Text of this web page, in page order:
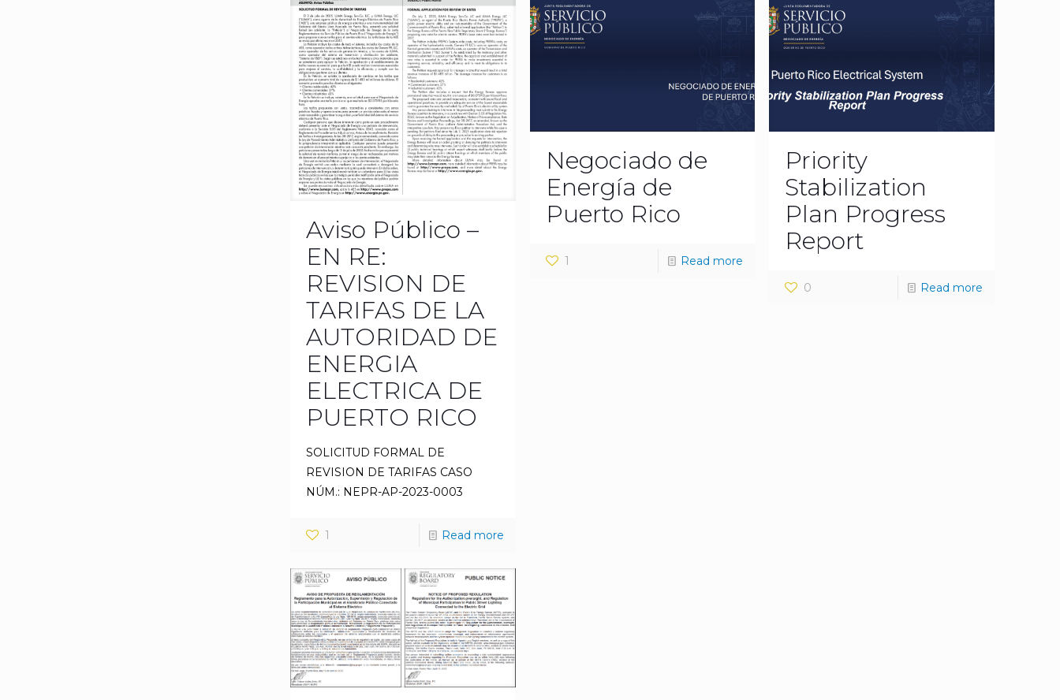
Aviso Público –
EN RE:
REVISION DE
TARIFAS DE LA
AUTORIDAD DE
ENERGIA
ELECTRICA DE
PUERTO RICO
SOLICITUD FORMAL DE
REVISION DE TARIFAS CASO
NÚM.: NEPR-AP-2023-0003
1 Read more
Negociado de
Energía de
Puerto Rico
1 Read more
Priority
Stabilization
Plan Progress
Report
0 Read more